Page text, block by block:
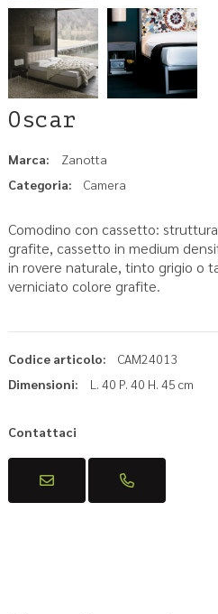
Oscar
Marca:
Zanotta
Categoria:
Camera
Comodino con cassetto:
grafite, cassetto in medium
in rovere naturale, tinto grigio o
verniciato colore grafite.
Codice articolo:
CAM24013
Dimensioni:
L. 40 P. 40 H. 45 cm
Contattaci